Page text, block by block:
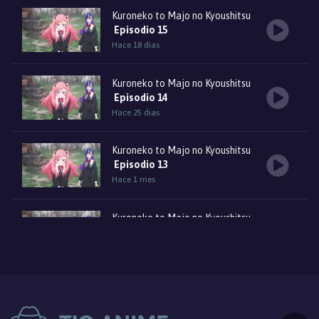
Kuroneko to Majo no Kyoushitsu
Episodio 15
Hace 18 dias
Kuroneko to Majo no Kyoushitsu
Episodio 14
Hace 25 dias
Kuroneko to Majo no Kyoushitsu
Episodio 13
Hace 1 mes
Kuroneko to Majo no Kyoushitsu
Hace 2 meses